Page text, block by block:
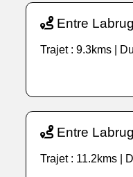
Entre
Trajet : 9.3kms |
Entre
Trajet : 11.2kms |